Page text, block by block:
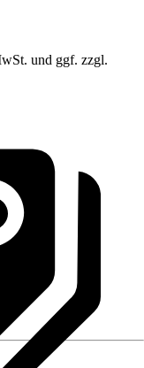
und ggf. zzgl.